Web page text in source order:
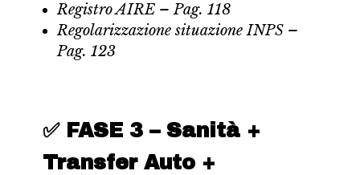
Registro AIRE – Pag. 118
Regolarizzazione situazione INPS –
Pag. 123
✅ FASE 3 – Sanità +
Transfer Auto +